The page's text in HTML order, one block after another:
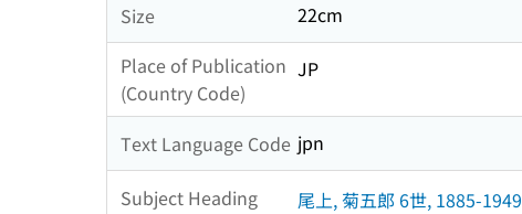
Size
22cm
Place of Publication
(Country Code)
JP
Text Language Code jpn
Subject Heading 尾上, 菊五郎 6世, 1885-1949